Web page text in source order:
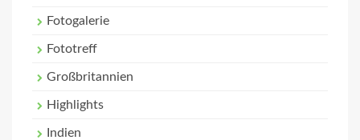
Fotogalerie
Fototreff
Großbritannien
Highlights
Indien